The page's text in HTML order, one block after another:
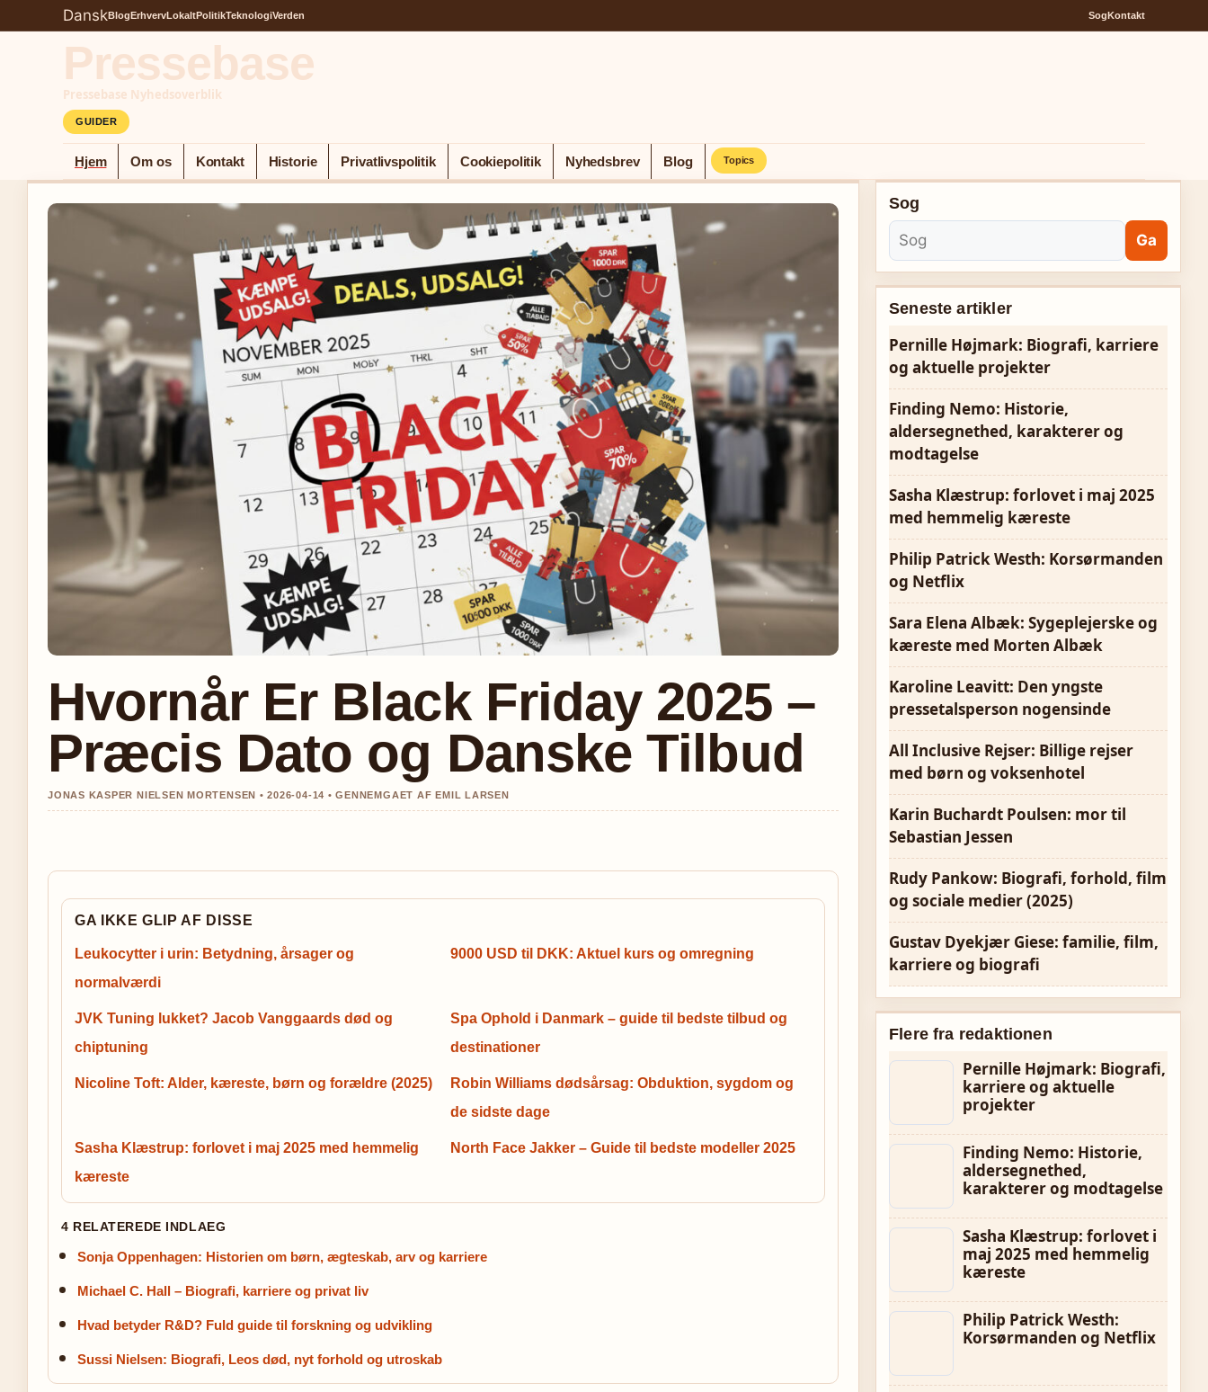
DanskBlogErhvervLokaltPolitikTeknologiVerden SogKontakt
Pressebase
Pressebase Nyhedsoverblik
GUIDER
Hjem Om os Kontakt Historie Privatlivspolitik Cookiepolitik Nyhedsbrev Blog Topics
Hvornår Er Black Friday 2025 –
Præcis Dato og Danske Tilbud
JONAS KASPER NIELSEN MORTENSEN • 2026-04-14 • GENNEMGAET AF EMIL LARSEN
GA IKKE GLIP AF DISSE
Leukocytter i urin: Betydning, årsager og
normalværdi
9000 USD til DKK: Aktuel kurs og omregning
JVK Tuning lukket? Jacob Vanggaards død og
chiptuning
Spa Ophold i Danmark – guide til bedste tilbud og
destinationer
Nicoline Toft: Alder, kæreste, børn og forældre (2025)
Robin Williams dødsårsag: Obduktion, sygdom og
de sidste dage
Sasha Klæstrup: forlovet i maj 2025 med hemmelig
kæreste
North Face Jakker – Guide til bedste modeller 2025
4 RELATEREDE INDLAEG
Sonja Oppenhagen: Historien om børn, ægteskab, arv og karriere
Michael C. Hall – Biografi, karriere og privat liv
Hvad betyder R&D? Fuld guide til forskning og udvikling
Sussi Nielsen: Biografi, Leos død, nyt forhold og utroskab
Sog
Ga
Seneste artikler
Pernille Højmark: Biografi, karriere
og aktuelle projekter
Finding Nemo: Historie,
aldersegnethed, karakterer og
modtagelse
Sasha Klæstrup: forlovet i maj 2025
med hemmelig kæreste
Philip Patrick Westh: Korsørmanden
og Netflix
Sara Elena Albæk: Sygeplejerske og
kæreste med Morten Albæk
Karoline Leavitt: Den yngste
pressetalsperson nogensinde
All Inclusive Rejser: Billige rejser
med børn og voksenhotel
Karin Buchardt Poulsen: mor til
Sebastian Jessen
Rudy Pankow: Biografi, forhold, film
og sociale medier (2025)
Gustav Dyekjær Giese: familie, film,
karriere og biografi
Flere fra redaktionen
Pernille Højmark: Biografi,
karriere og aktuelle
projekter
Finding Nemo: Historie,
aldersegnethed,
karakterer og modtagelse
Sasha Klæstrup: forlovet i
maj 2025 med hemmelig
kæreste
Philip Patrick Westh:
Korsørmanden og Netflix